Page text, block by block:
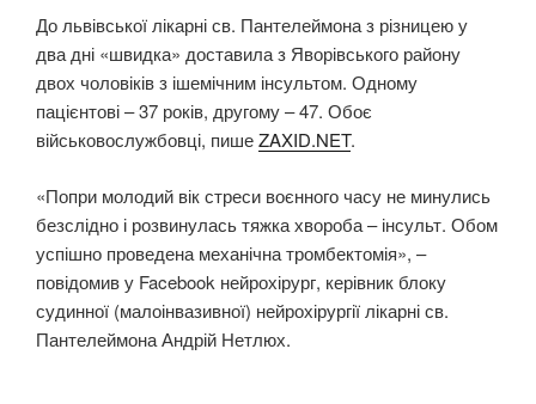
До львівської лікарні св. Пантелеймона з різницею у
два дні «швидка» доставила з Яворівського району
двох чоловіків з ішемічним інсультом. Одному
пацієнтові – 37 років, другому – 47. Обоє
військовослужбовці, пишеZAXID.NET.
«Попри молодий вік стреси воєнного часу не минулись
безслідно і розвинулась тяжка хвороба – інсульт. Обом
успішно проведена механічна тромбектомія», –
повідомив у Facebook нейрохірург, керівник блоку
судинної (малоінвазивної) нейрохірургії лікарні св.
Пантелеймона Андрій Нетлюх.